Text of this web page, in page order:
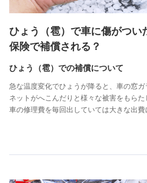
上記に係る連絡・手続き・管理等付帯業
4.家族・友達紹介にて取得した個人
被紹介者への連絡、及び当社と取引のあ
けている保険会社・提携会社の保険その
供し、金融商品等の契約を勧奨するため
アンケートやキャンペーン等の実施のた
上記に係る連絡・手続き・管理等付帯業
5.通話録音にて取得する情報
ひょう（雹）で車に傷がつい
保険で補償される？
ひょう（雹）での補償について
急な温度変化でひょうが降ると、車の窓
ネットがへこんだりと様々な被害をもらた
車の修理費を毎回出していては大きな出